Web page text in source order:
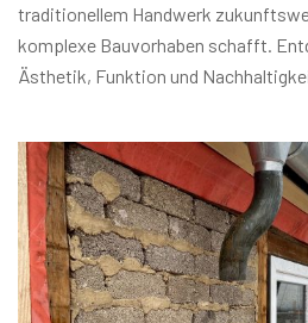
traditionellem Handwerk
komplexe Bauvorhaben schafft.
Ästhetik, Funktion und